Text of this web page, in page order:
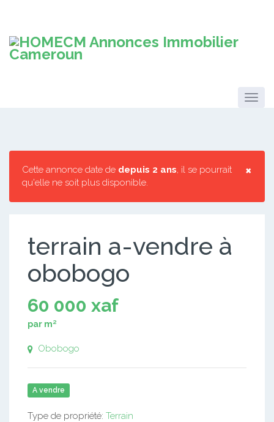
×
Cette annonce date de depuis 2 ans, il se pourrait
qu'elle ne soit plus disponible.
terrain a-vendre à
obobogo
60 000 xaf
par m²
Obobogo
A vendre
Type de propriété: Terrain